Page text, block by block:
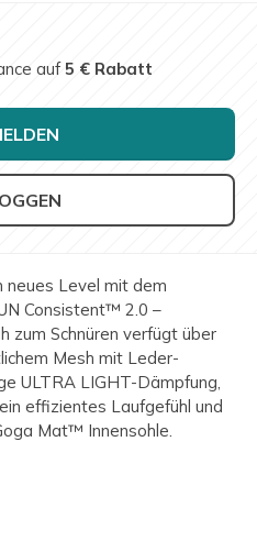
auf5 € Rabatt
neues Level mit dem
Consistent™ 2.0 –
zum Schnüren verfügt über
Mesh mit Leder-
ULTRA LIGHT-Dämpfung,
effizientes Laufgefühl und
Mat™ Innensohle.